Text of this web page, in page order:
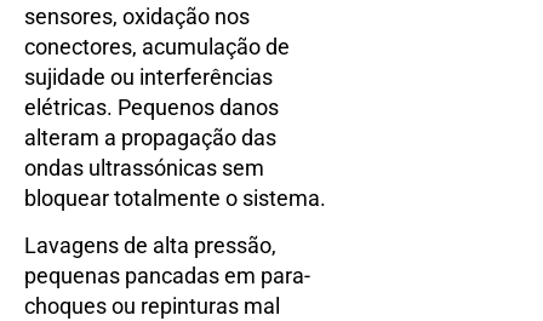
sensores, oxidação nos
conectores, acumulação de
sujidade ou interferências
elétricas. Pequenos danos
alteram a propagação das
ondas ultrassónicas sem
bloquear totalmente o sistema.
Lavagens de alta pressão,
pequenas pancadas em para-
choques ou repinturas mal